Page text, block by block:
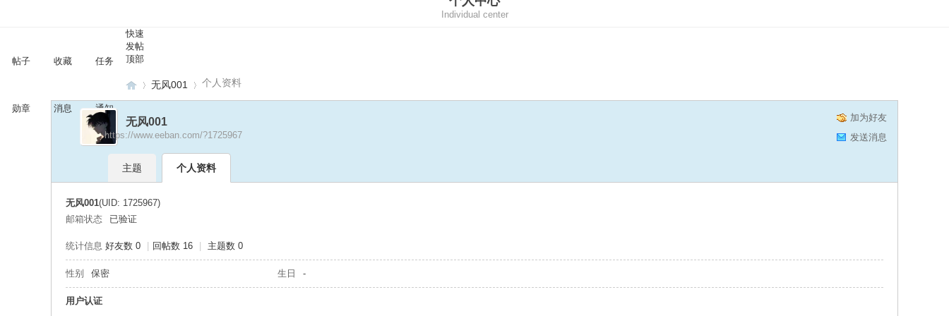
Individual center
帖子 收藏 任务
勋章 消息 通知
快速
发帖
顶部
研
无风001 个人资料
加为好友
发送消息
无风001
https://www.eeban.com/?1725967
主题 个人资料
无风001(UID: 1725967)
邮箱状态
已验证
统计信息 好友数 0 回帖数 16 主题数 0
性别 保密 生日 -
用户认证